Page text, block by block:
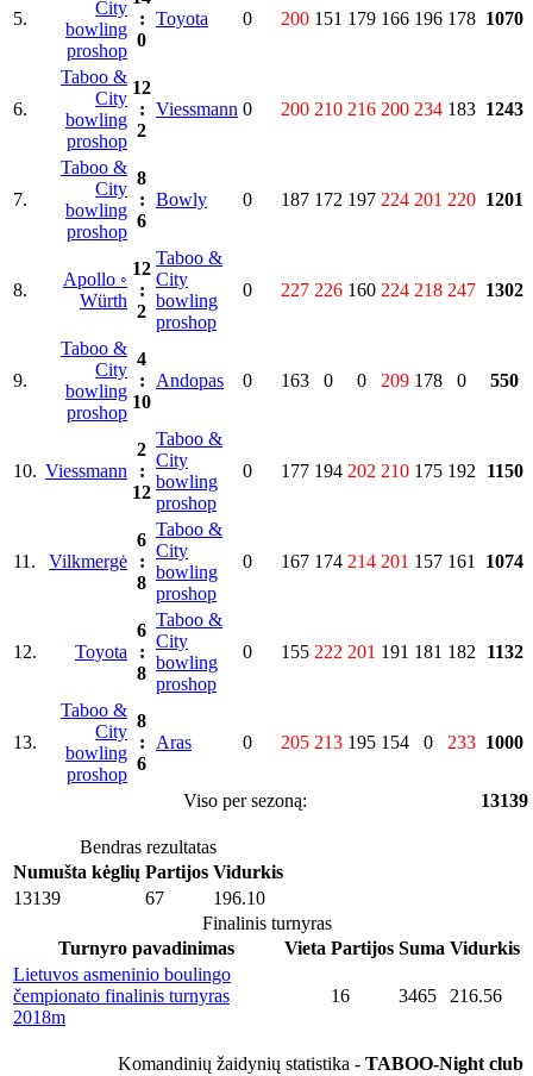
5.
City
bowling
proshop
:
0
Toyota 0 200 151 179 166 196 178 1070
6.
Taboo &
City
bowling
proshop
12
:
2
Viessmann 0 200 210 216 200 234 183 1243
7.
Taboo &
City
bowling
proshop
8
:
6
Bowly 0 187 172 197 224 201 220 1201
8.
Apollo ◦
Würth
12
:
2
Taboo &
City
bowling
proshop
0 227 226 160 224 218 247 1302
9.
Taboo &
City
bowling
proshop
4
:
10
Andopas 0 163 0 0 209 178 0 550
10. Viessmann
2
:
12
Taboo &
City
bowling
proshop
0 177 194 202 210 175 192 1150
11. Vilkmergė
6
:
8
Taboo &
City
bowling
proshop
0 167 174 214 201 157 161 1074
12. Toyota
6
:
8
Taboo &
City
bowling
proshop
0 155 222 201 191 181 182 1132
13.
Taboo &
City
bowling
proshop
8
:
6
Aras 0 205 213 195 154 0 233 1000
Viso per sezoną: 13139
Bendras rezultatas
Numušta kėglių Partijos Vidurkis
13139
67
196.10
Finalinis turnyras
Turnyro pavadinimas
Vieta Partijos Suma Vidurkis
Lietuvos asmeninio boulingo
čempionato finalinis turnyras
2018m
16 3465 216.56
Komandinių žaidynių statistika - TABOO-Night club